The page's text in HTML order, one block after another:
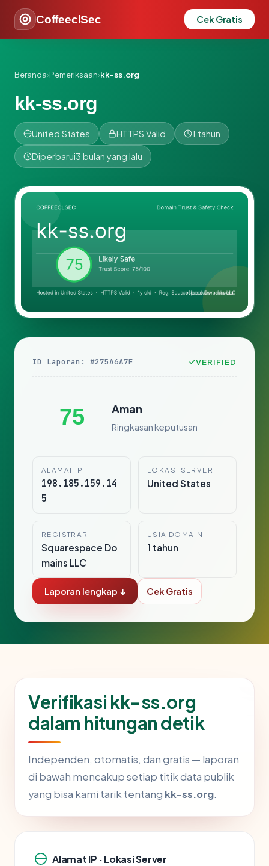
CoffeeclSec Cek Gratis
Beranda›Pemeriksaan›kk-ss.org
kk-ss.org
United States HTTPS Valid 1 tahun
Diperbarui3 bulan yang lalu
ID Laporan: #275A6A7F VERIFIED
75 Aman
Ringkasan keputusan
ALAMAT IP
198.185.159.14
5
LOKASI SERVER
United States
REGISTRAR
Squarespace Do
mains LLC
USIA DOMAIN
1 tahun
Laporan lengkap ↓ Cek Gratis
Verifikasi kk-ss.org
dalam hitungan detik
Independen, otomatis, dan gratis — laporan
di bawah mencakup setiap titik data publik
yang bisa kami tarik tentang kk-ss.org.
Alamat IP · Lokasi Server